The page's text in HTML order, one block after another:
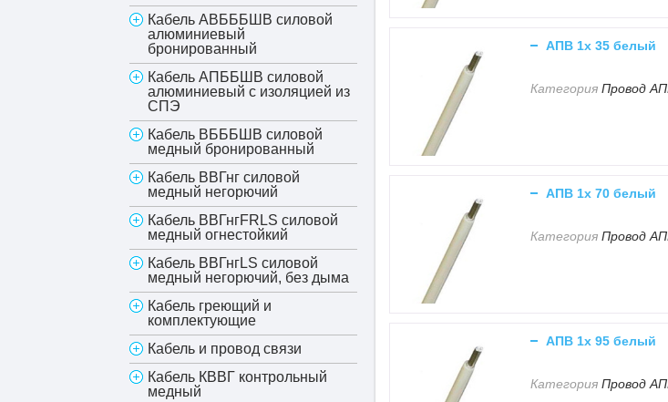
Кабель АВБББШВ силовой
алюминиевый
бронированный
Кабель АПББШВ силовой
алюминиевый с изоляцией из
СПЭ
Кабель ВБББШВ силовой
медный бронированный
Кабель ВВГнг силовой
медный негорючий
Кабель ВВГнгFRLS силовой
медный огнестойкий
Кабель ВВГнгLS силовой
медный негорючий, без дыма
Кабель греющий и
комплектующие
Кабель и провод связи
Кабель КВВГ контрольный
медный
АПВ 1х 35 белый
Категория Провод
АПВ 1х 70 белый
Категория Провод
АПВ 1х 95 белый
Категория Провод